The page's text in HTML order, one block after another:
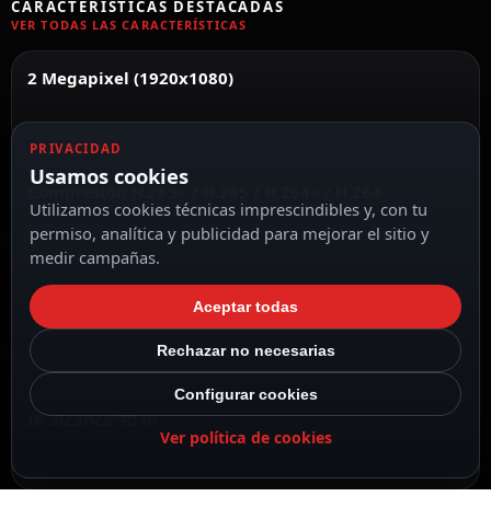
CARACTERÍSTICAS DESTACADAS
VER TODAS LAS CARACTERÍSTICAS
2 Megapixel (1920x1080)
Lente 2.8 mm
IR alcance 30 m
PRIVACIDAD
Usamos cookies
Utilizamos cookies técnicas imprescindibles y, con tu
permiso, analítica y publicidad para mejorar el sitio y
medir campañas.
Aceptar todas
Rechazar no necesarias
Configurar cookies
Ver política de cookies